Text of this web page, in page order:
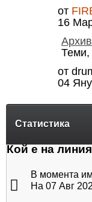
от
16
Теми,
от
04
Статистика
Кой е на линия
В момента
На 07 Авг